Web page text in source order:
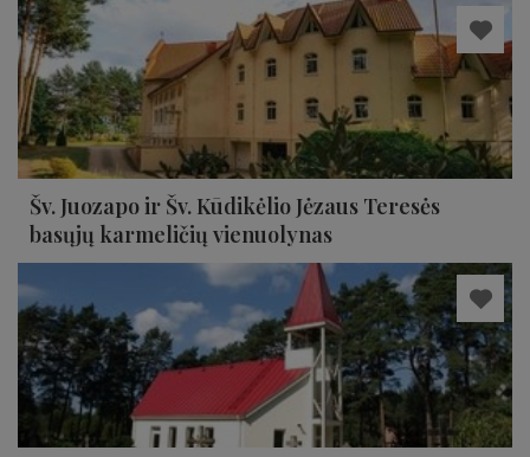
Šv. Juozapo ir Šv. Kūdikėlio Jėzaus Teresės
basųjų karmeličių vienuolynas